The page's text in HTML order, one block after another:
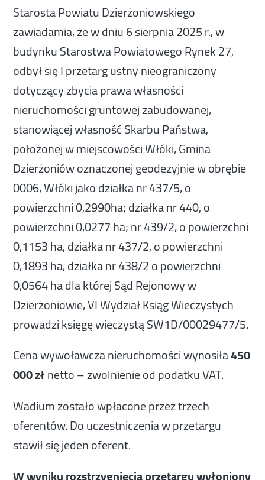
Starosta Powiatu Dzierżoniowskiego
zawiadamia, że w dniu 6 sierpnia 2025 r., w
budynku Starostwa Powiatowego Rynek 27,
odbył się I przetarg ustny nieograniczony
dotyczący zbycia prawa własności
nieruchomości gruntowej zabudowanej,
stanowiącej własność Skarbu Państwa,
położonej w miejscowości Włóki, Gmina
Dzierżoniów oznaczonej geodezyjnie w obrębie
0006, Włóki jako działka nr 437/5, o
powierzchni 0,2990ha; działka nr 440, o
powierzchni 0,0277 ha; nr 439/2, o powierzchni
0,1153 ha, działka nr 437/2, o powierzchni
0,1893 ha, działka nr 438/2 o powierzchni
0,0564 ha dla której Sąd Rejonowy w
Dzierżoniowie, VI Wydział Ksiąg Wieczystych
prowadzi księgę wieczystą SW1D/00029477/5.
Cena wywoławcza nieruchomości wynosiła450
000 złnetto – zwolnienie od podatku VAT.
Wadium zostało wpłacone przez trzech
oferentów. Do uczestniczenia w przetargu
stawił się jeden oferent.